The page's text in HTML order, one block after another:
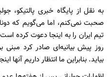
به نقل از پایگاه خبری پالتیکو،‌
صحبت نمی‌کنم، اما می‌گویم که
تیم ایران را به اینجا دعوت کرده
روز پیش بیانیه‌ای صادر کرد مبنی
بیاید. بنابراین ما انتظار داریم آنها